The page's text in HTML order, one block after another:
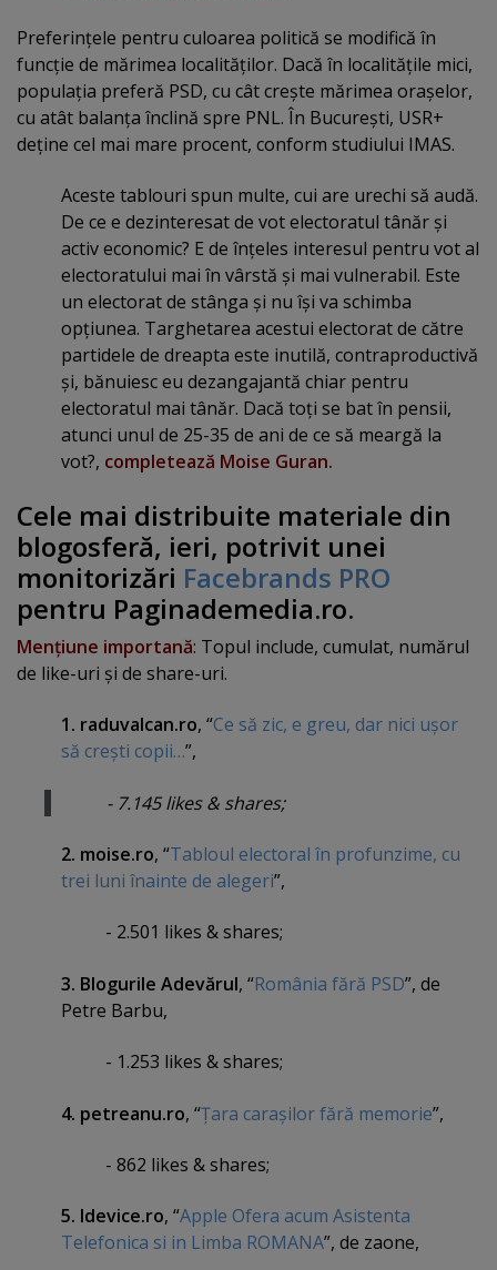
Preferinţele pentru culoarea politică se modifică în
funcţie de mărimea localităţilor. Dacă în localităţile mici,
populaţia preferă PSD, cu cât creşte mărimea oraşelor,
cu atât balanţa înclină spre PNL. În Bucureşti, USR+
deţine cel mai mare procent, conform studiului IMAS.
Aceste tablouri spun multe, cui are urechi să audă.
De ce e dezinteresat de vot electoratul tânăr şi
activ economic? E de înţeles interesul pentru vot al
electoratului mai în vârstă şi mai vulnerabil. Este
un electorat de stânga şi nu îşi va schimba
opţiunea. Targhetarea acestui electorat de către
partidele de dreapta este inutilă, contraproductivă
şi, bănuiesc eu dezangajantă chiar pentru
electoratul mai tânăr. Dacă toţi se bat în pensii,
atunci unul de 25-35 de ani de ce să meargă la
vot?, completează Moise Guran.
Cele mai distribuite materiale din
blogosferă, ieri, potrivit unei
monitorizări Facebrands PRO
pentru Paginademedia.ro.
Menţiune importană: Topul include, cumulat, numărul
de like-uri şi de share-uri.
1. raduvalcan.ro, “Ce să zic, e greu, dar nici uşor
să creşti copii…”,
- 7.145 likes & shares;
2. moise.ro, “Tabloul electoral în profunzime, cu
trei luni înainte de alegeri”,
- 2.501 likes & shares;
3. Blogurile Adevărul, “România fără PSD”, de
Petre Barbu,
- 1.253 likes & shares;
4. petreanu.ro, “Ţara caraşilor fără memorie”,
- 862 likes & shares;
5. Idevice.ro, “Apple Ofera acum Asistenta
Telefonica si in Limba ROMANA”, de zaone,